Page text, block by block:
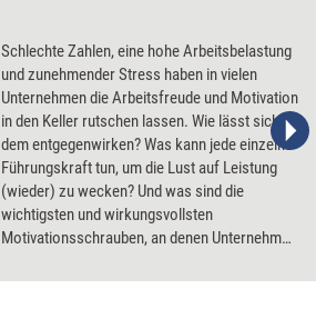
Schlechte Zahlen, eine hohe Arbeitsbelastung
und zunehmender Stress haben in vielen
Unternehmen die Arbeitsfreude und Motivation
in den Keller rutschen lassen. Wie lässt sich
dem entgegenwirken? Was kann jede einzelne
Führungskraft tun, um die Lust auf Leistung
(wieder) zu wecken? Und was sind die
wichtigsten und wirkungsvollsten
Motivationsschrauben, an denen Unternehmen